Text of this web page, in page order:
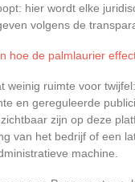
hier wordt elke
volgens de
hoe de palmlaurier
weinig ruimte voor
en gereguleerde
zijn op deze
van het bedrijf of een
machine.